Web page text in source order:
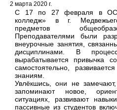
2 марта 2020 г.
С 17 по 27 февраля в
колледж» в г.
предметов
Преподавателями были
внеурочные занятия,
дисциплинами. В
вырабатывается привычка
самостоятельно,
знаниям.
Увлёкшись, они не
запоминают новое,
ситуациях, развивают
пассивные из студентов